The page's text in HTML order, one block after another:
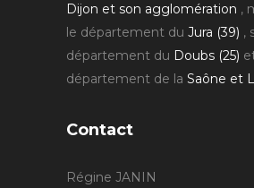
Dijon et son agglomération ,
le département du Jura (39) ,
département du Doubs (25)
département de la Saône et
Contact
Régine JANIN